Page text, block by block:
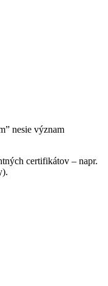
nesie význam
certifikátov – napr.